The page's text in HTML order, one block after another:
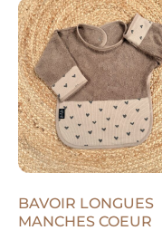
BAVOIR LONGUES
MANCHES COEUR